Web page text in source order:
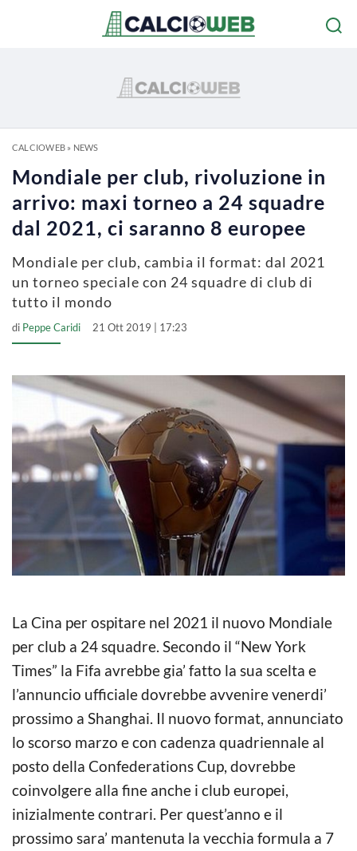
CALCIOWEB» NEWS
Mondiale per club, rivoluzione in
arrivo: maxi torneo a 24 squadre
dal 2021, ci saranno 8 europee
Mondiale per club, cambia il format: dal 2021
un torneo speciale con 24 squadre di club di
tutto il mondo
di Peppe Caridi 21 Ott 2019 | 17:23
La Cina per ospitare nel 2021 il nuovo Mondiale
per club a 24 squadre. Secondo il “New York
Times” la Fifa avrebbe gia’ fatto la sua scelta e
l’annuncio ufficiale dovrebbe avvenire venerdi’
prossimo a Shanghai. Il nuovo format, annunciato
lo scorso marzo e con cadenza quadriennale al
posto della Confederations Cup, dovrebbe
coinvolgere alla fine anche i club europei,
inizialmente contrari. Per quest’anno e il
prossimo sara’ mantenuta la vecchia formula a 7